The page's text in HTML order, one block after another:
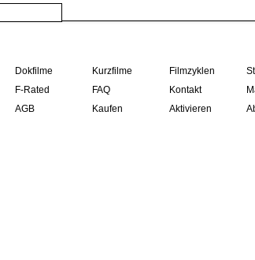
Dokfilme Kurzfilme Filmzyklen
F-Rated FAQ Kontakt
AGB Kaufen Aktivieren